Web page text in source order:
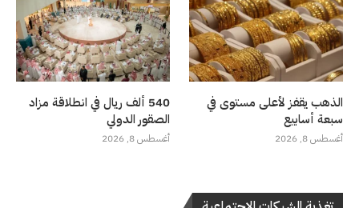
الذهب يقفز لأعلى مستوى في
سبعة أسابيع
أغسطس 8, 2026
540 ألف ريال في انطلاقة مزاد
الصقور الدولي
أغسطس 8, 2026